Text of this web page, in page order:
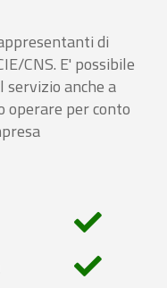
di
CNS. E' possibile
servizio anche a
operare per conto